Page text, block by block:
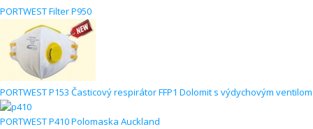
PORTWEST Filter P950
PORTWEST P153 Časticový respirátor FFP1 Dolomit s výdychovým ventilom
PORTWEST P410 Polomaska Auckland